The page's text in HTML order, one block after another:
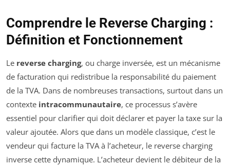
Comprendre le Reverse Charging :
Définition et Fonctionnement
Le reverse charging, ou charge inversée, est un mécanisme
de facturation qui redistribue la responsabilité du paiement
de la TVA. Dans de nombreuses transactions, surtout dans un
contexte intracommunautaire, ce processus s’avère
essentiel pour clarifier qui doit déclarer et payer la taxe sur la
valeur ajoutée. Alors que dans un modèle classique, c’est le
vendeur qui facture la TVA à l’acheteur, le reverse charging
inverse cette dynamique. L’acheteur devient le débiteur de la